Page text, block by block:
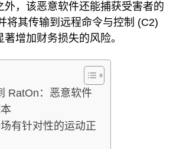
外，该恶意软件还能捕获受害者的
将其传输到远程命令与控制 (C2)
增加财务损失的风险。
RatOn：恶意软件
有针对性的运动正